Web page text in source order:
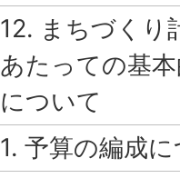
12. まちづくり
あたっての基
について
1. 予算の編成